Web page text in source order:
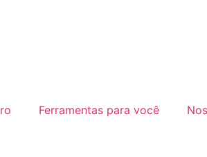
Ferramentas para você